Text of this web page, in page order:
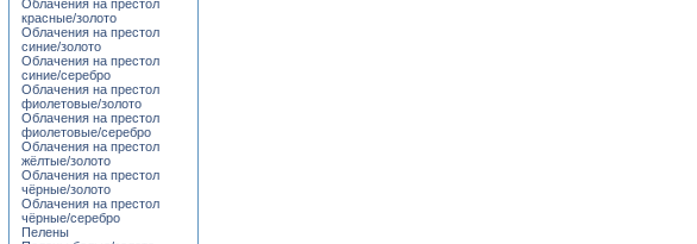
Облачения на престол
красные/золото
Облачения на престол
синие/золото
Облачения на престол
синие/серебро
Облачения на престол
фиолетовые/золото
Облачения на престол
фиолетовые/серебро
Облачения на престол
жёлтые/золото
Облачения на престол
чёрные/золото
Облачения на престол
чёрные/серебро
Пелены